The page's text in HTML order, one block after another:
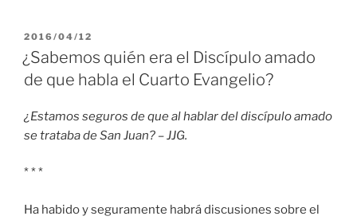
PUBLICADO
EL
2016/04/12
¿Sabemos quién era el Discípulo amado
de que habla el Cuarto Evangelio?
¿Estamos seguros de que al hablar del discípulo amado
se trataba de San Juan? – JJG.
* * *
Ha habido y seguramente habrá discusiones sobre el